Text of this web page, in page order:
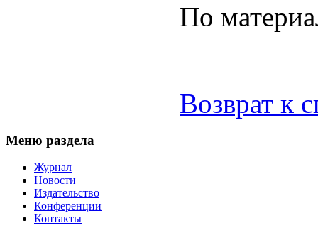
По
Возврат к
Меню раздела
Журнал
Новости
Издательство
Конференции
Контакты